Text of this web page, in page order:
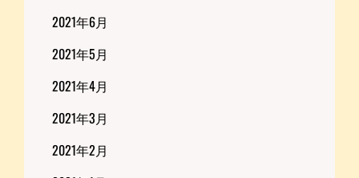
2021年6月
2021年5月
2021年4月
2021年3月
2021年2月